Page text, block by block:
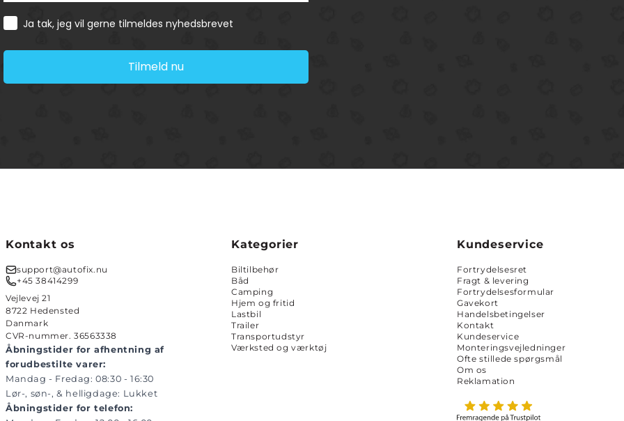
Consent
Ja tak, jeg vil gerne tilmeldes nyhedsbrevet
Tilmeld nu
Kontakt os
support@autofix.nu
+45 38414299
Vejlevej 21
8722 Hedensted
Danmark
CVR-nummer. 36563338
Åbningstider for afhentning af
forudbestilte varer:
Mandag - Fredag: 08:30 - 16:30
Lør-, søn-, & helligdage: Lukket
Åbningstider for telefon:
Kategorier
Biltilbehør
Båd
Camping
Hjem og fritid
Lastbil
Trailer
Transportudstyr
Værksted og værktøj
Kundeservice
Fortrydelsesret
Fragt & levering
Fortrydelsesformular
Gavekort
Handelsbetingelser
Kontakt
Kundeservice
Monteringsvejledninger
Ofte stillede spørgsmål
Om os
Reklamation